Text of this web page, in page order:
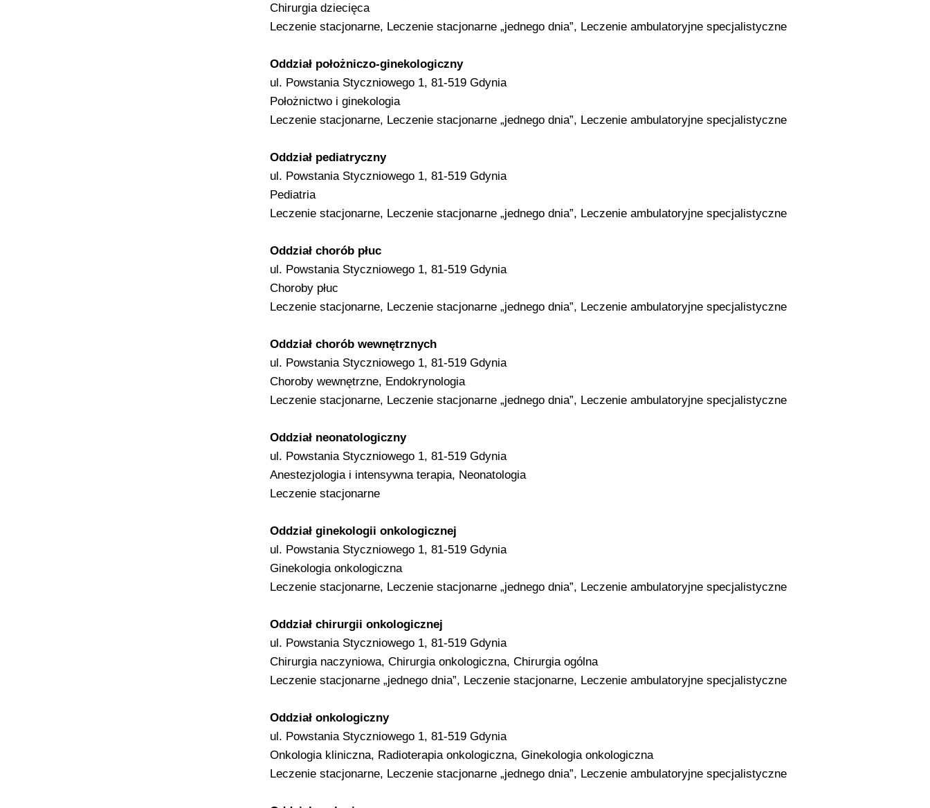
Chirurgia dziecięca
Leczenie stacjonarne, Leczenie stacjonarne „jednego dnia”, Leczenie ambulatoryjne specjalistyczne
Oddział położniczo-ginekologiczny
ul. Powstania Styczniowego 1, 81-519 Gdynia
Położnictwo i ginekologia
Leczenie stacjonarne, Leczenie stacjonarne „jednego dnia”, Leczenie ambulatoryjne specjalistyczne
Oddział pediatryczny
ul. Powstania Styczniowego 1, 81-519 Gdynia
Pediatria
Leczenie stacjonarne, Leczenie stacjonarne „jednego dnia”, Leczenie ambulatoryjne specjalistyczne
Oddział chorób płuc
ul. Powstania Styczniowego 1, 81-519 Gdynia
Choroby płuc
Leczenie stacjonarne, Leczenie stacjonarne „jednego dnia”, Leczenie ambulatoryjne specjalistyczne
Oddział chorób wewnętrznych
ul. Powstania Styczniowego 1, 81-519 Gdynia
Choroby wewnętrzne, Endokrynologia
Leczenie stacjonarne, Leczenie stacjonarne „jednego dnia”, Leczenie ambulatoryjne specjalistyczne
Oddział neonatologiczny
ul. Powstania Styczniowego 1, 81-519 Gdynia
Anestezjologia i intensywna terapia, Neonatologia
Leczenie stacjonarne
Oddział ginekologii onkologicznej
ul. Powstania Styczniowego 1, 81-519 Gdynia
Ginekologia onkologiczna
Leczenie stacjonarne, Leczenie stacjonarne „jednego dnia”, Leczenie ambulatoryjne specjalistyczne
Oddział chirurgii onkologicznej
ul. Powstania Styczniowego 1, 81-519 Gdynia
Chirurgia naczyniowa, Chirurgia onkologiczna, Chirurgia ogólna
Leczenie stacjonarne „jednego dnia”, Leczenie stacjonarne, Leczenie ambulatoryjne specjalistyczne
Oddział onkologiczny
ul. Powstania Styczniowego 1, 81-519 Gdynia
Onkologia kliniczna, Radioterapia onkologiczna, Ginekologia onkologiczna
Leczenie stacjonarne, Leczenie stacjonarne „jednego dnia”, Leczenie ambulatoryjne specjalistyczne